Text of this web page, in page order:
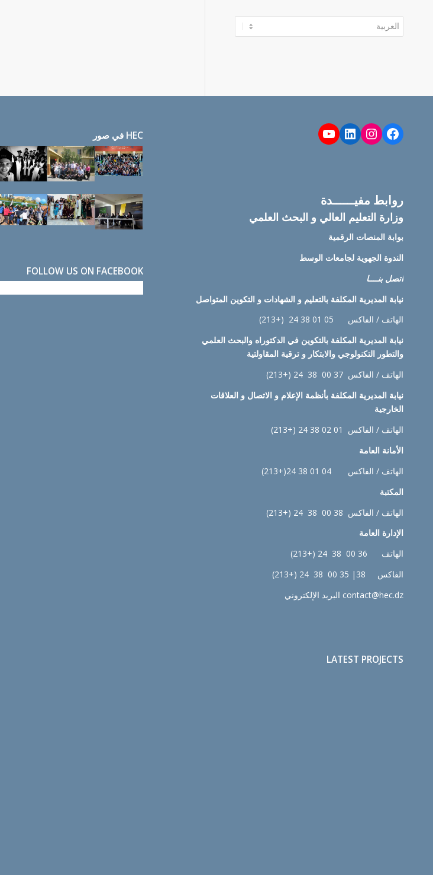
اختر
لغة
Facebook
Instagram
LinkedIn
YouTube
روابط مفيــــــدة
وزارة التعليم العالي و البحث العلمي
بوابة المنصات الرقمية
الندوة الجهوية لجامعات الوسط
اتصل بنــــا
نيابة المديرية المكلفة بالتعليم و الشهادات و التكوين المتواصل
الهاتف / الفاكس 05 01 38 24 (+213)
نيابة المديرية المكلفة بالتكوين في الدكتوراه والبحث العلمي
والتطور التكنولوجي والابتكار و ترقية المقاولتية
الهاتف / الفاكس 37 00 38 24 (+213)
نيابة المديرية المكلفة بأنظمة الإعلام و الاتصال و العلاقات
الخارجية
الهاتف / الفاكس 01 02 38 24 (+213)
الأمانة العامة
الهاتف / الفاكس 04 01 38 24(+213)
المكتبة
الهاتف / الفاكس 38 00 38 24 (+213)
الإدارة العامة
الهاتف 36 00 38 24 (+213)
الفاكس 38| 35 00 38 24 (+213)
contact@hec.dz البريد الإلكتروني
LATEST PROJECTS
HEC في صور
FOLLOW US ON FACEBOOK